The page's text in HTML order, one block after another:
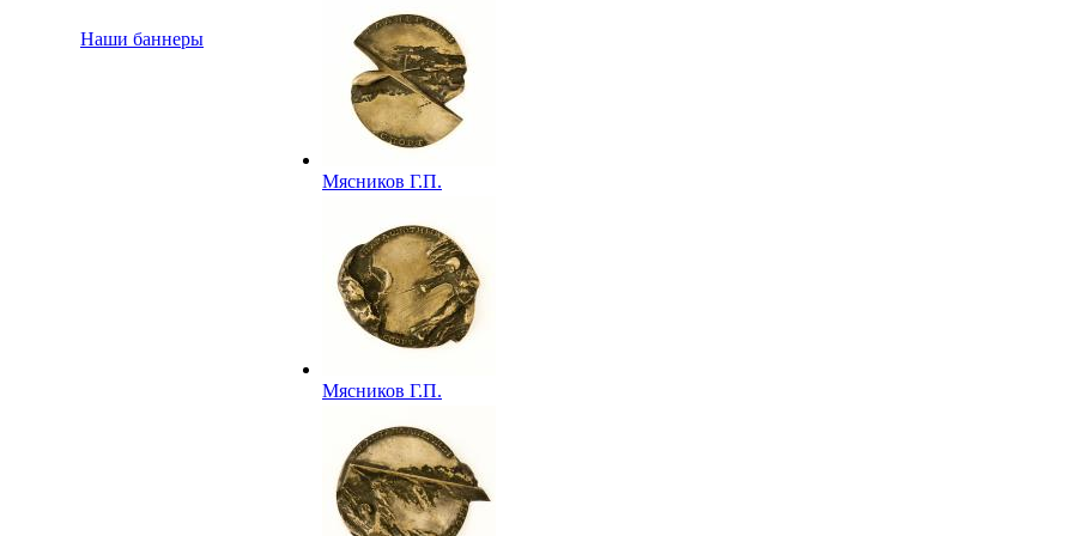
Наши баннеры
родина баскетбола».
1989
Мясников Г.П.
спорт». Из серии
«Небо спортивное».
1990
Мясников Г.П.
«Парашютный
спорт». Из серии
«Небо спортивное».
1990